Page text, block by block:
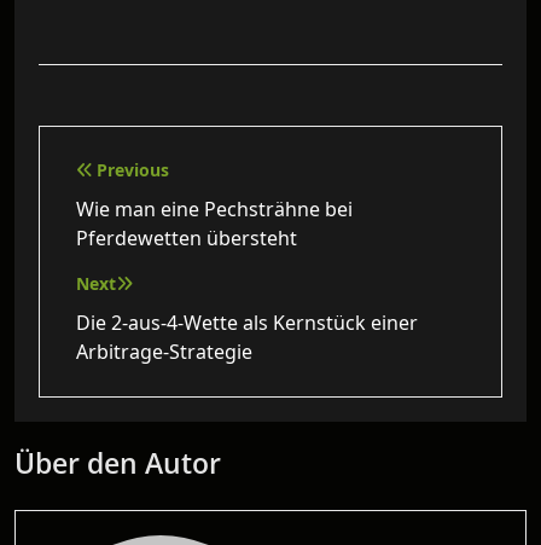
Beitragsnavigation
Previous
Wie man eine Pechsträhne bei
Pferdewetten übersteht
Next
Die 2‑aus‑4‑Wette als Kernstück einer
Arbitrage‑Strategie
Über den Autor